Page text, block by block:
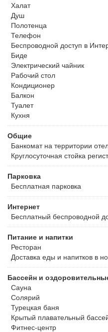
Халат
Душ
Полотенца
Телефон
Беспроводной доступ в
Биде
Электрический чайник
Рабочий стол
Кондиционер
Балкон
Туалет
Кухня
Общие
Банкомат на территории
Круглосуточная стойка
Парковка
Бесплатная парковка
Интернет
Бесплатный беспроводной
Питание и напитки
Ресторан
Доставка еды и напитков в
Бассейн и
Сауна
Солярий
Турецкая баня
Крытый плавательный
Фитнес-центр